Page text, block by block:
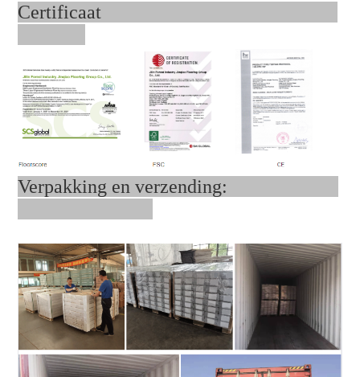
Certificaat
Verpakking en verzending: